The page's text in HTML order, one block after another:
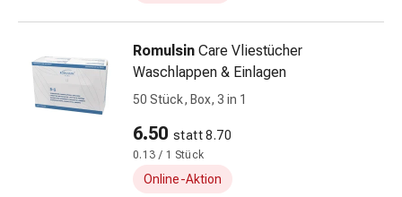
Sonnenbrand
&
Verbrennungen
Verbands-
Sets
Wundsalben
Romulsin Care Vliestücher
Waschlappen & Einlagen
50 Stück, Box, 3 in 1
6.50 statt 8.70
0.13 / 1 Stück
Online-Aktion